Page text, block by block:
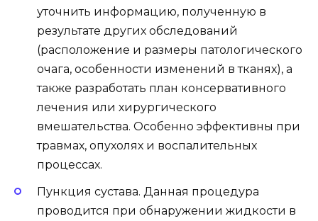
уточнить информацию, полученную в
результате других обследований
(расположение и размеры патологического
очага, особенности изменений в тканях), а
также разработать план консервативного
лечения или хирургического
вмешательства. Особенно эффективны при
травмах, опухолях и воспалительных
процессах.
Пункция сустава. Данная процедура
проводится при обнаружении жидкости в